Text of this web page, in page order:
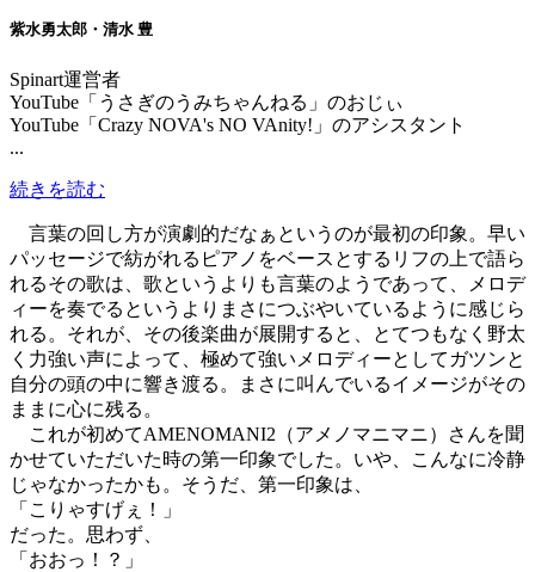
紫水勇太郎・清水 豊
Spinart運営者
YouTube「うさぎのうみちゃんねる」のおじぃ
YouTube「Crazy NOVA's NO VAnity!」のアシスタント
...
続きを読む
言葉の回し方が演劇的だなぁというのが最初の印象。早い
パッセージで紡がれるピアノをベースとするリフの上で語ら
れるその歌は、歌というよりも言葉のようであって、メロデ
ィーを奏でるというよりまさにつぶやいているように感じら
れる。それが、その後楽曲が展開すると、とてつもなく野太
く力強い声によって、極めて強いメロディーとしてガツンと
自分の頭の中に響き渡る。まさに叫んでいるイメージがその
ままに心に残る。
これが初めてAMENOMANI2（アメノマニマニ）さんを聞
かせていただいた時の第一印象でした。いや、こんなに冷静
じゃなかったかも。そうだ、第一印象は、
「こりゃすげぇ！」
だった。思わず、
「おおっ！？」